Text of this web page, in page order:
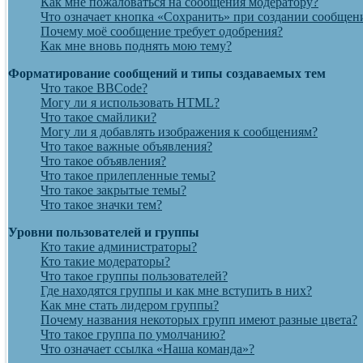
Что означает кнопка «Сохранить» при создании
Почему моё сообщение требует одобрения?
Как мне вновь поднять мою тему?
Форматирование сообщений и типы создаваемых тем
Что такое BBCode?
Могу ли я использовать HTML?
Что такое смайлики?
Могу ли я добавлять изображения к сообщениям?
Что такое важные объявления?
Что такое объявления?
Что такое прилепленные темы?
Что такое закрытые темы?
Что такое значки тем?
Уровни пользователей и группы
Кто такие администраторы?
Кто такие модераторы?
Что такое группы пользователей?
Где находятся группы и как мне вступить в них?
Как мне стать лидером группы?
Почему названия некоторых групп имеют разные цвета?
Что такое группа по умолчанию?
Что означает ссылка «Наша команда»?